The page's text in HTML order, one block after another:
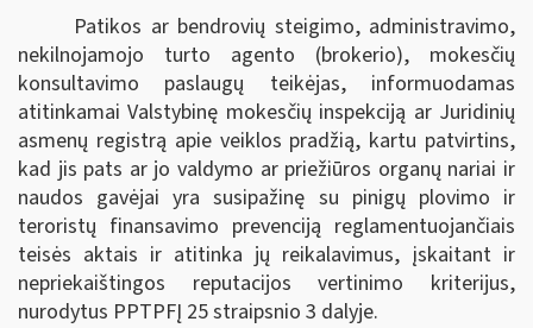
Patikos ar bendrovių steigimo, administravimo,
nekilnojamojo turto agento (brokerio), mokesčių
konsultavimo paslaugų teikėjas, informuodamas
atitinkamai Valstybinę mokesčių inspekciją ar Juridinių
asmenų registrą apie veiklos pradžią, kartu patvirtins,
kad jis pats ar jo valdymo ar priežiūros organų nariai ir
naudos gavėjai yra susipažinę su pinigų plovimo ir
teroristų finansavimo prevenciją reglamentuojančiais
teisės aktais ir atitinka jų reikalavimus, įskaitant ir
nepriekaištingos reputacijos vertinimo kriterijus,
nurodytus PPTPFĮ 25 straipsnio 3 dalyje.